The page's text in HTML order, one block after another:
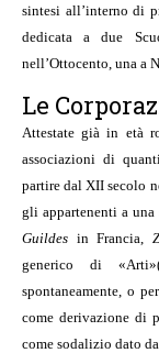
sintesi all’interno di
dedicata a due
nell’Ottocento, una a
Le
Attestate già in età
associazioni di
partire dal XII secolo
gli appartenenti a una
Guildes in Francia,
generico di «Arti»
spontaneamente, o
come derivazione di
come sodalizio dato